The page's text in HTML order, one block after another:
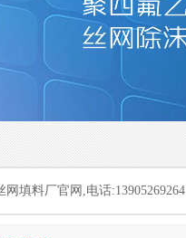
填料厂官网,电话:13905269264